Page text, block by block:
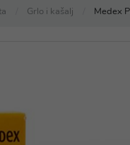
Grlo i kašalj Medex